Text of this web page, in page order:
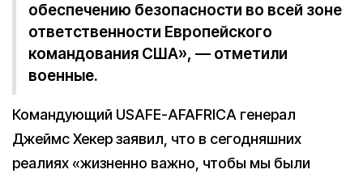
обеспечению безопасности во всей зоне
ответственности Европейского
командования США», — отметили
военные.
Командующий USAFE-AFAFRICA генерал
Джеймс Хекер заявил, что в сегодняшних
реалиях «жизненно важно, чтобы мы были